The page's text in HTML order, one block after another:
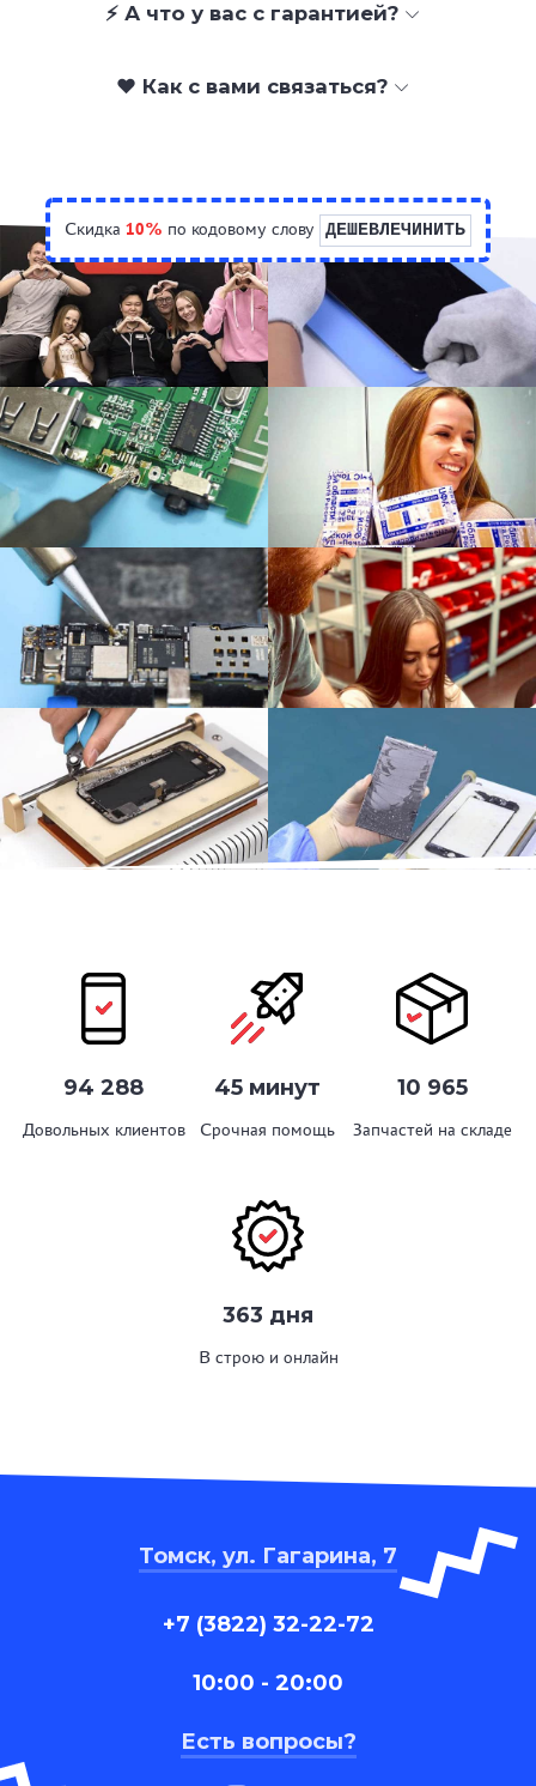
⚡ А что у вас с гарантией?
❤️ Как с вами связаться?
Скидка 10% по кодовому слову ДЕШЕВЛЕЧИНИТЬ
94 288
Довольных клиентов
45 минут
Срочная помощь
10 965
Запчастей на складе
363 дня
В строю и онлайн
Томск, ул. Гагарина, 7
+7 (3822) 32-22-72
10:00 - 20:00
Есть вопросы?